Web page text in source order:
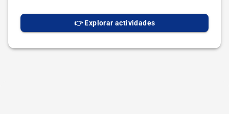
👉 Explorar actividades